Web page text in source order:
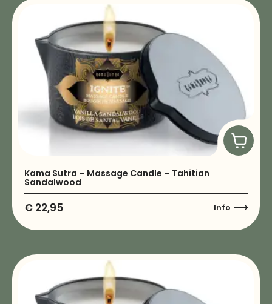
Kama Sutra – Massage Candle – Tahitian
Sandalwood
€ 22,95 Info